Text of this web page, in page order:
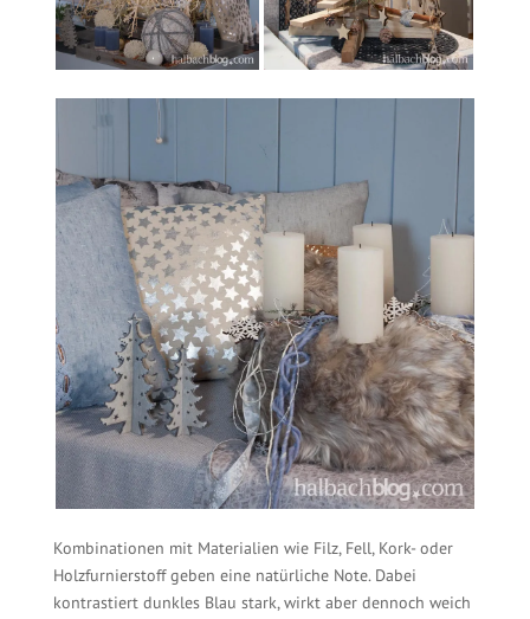
Kombinationen mit Materialien wie Filz, Fell, Kork- oder
Holzfurnierstoff geben eine natürliche Note. Dabei
kontrastiert dunkles Blau stark, wirkt aber dennoch weich